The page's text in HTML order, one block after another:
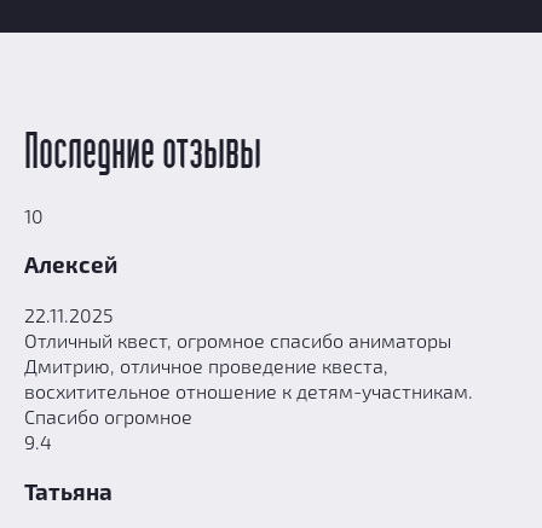
Последние отзывы
10
Алексей
22.11.2025
Отличный квест, огромное спасибо аниматоры
Дмитрию, отличное проведение квеста,
восхитительное отношение к детям-участникам.
Спасибо огромное
9.4
Татьяна